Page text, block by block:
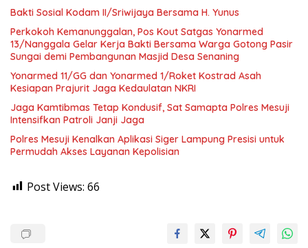
Bakti Sosial Kodam II/Sriwijaya Bersama H. Yunus
Perkokoh Kemanunggalan, Pos Kout Satgas Yonarmed
13/Nanggala Gelar Kerja Bakti Bersama Warga Gotong Pasir
Sungai demi Pembangunan Masjid Desa Senaning
Yonarmed 11/GG dan Yonarmed 1/Roket Kostrad Asah
Kesiapan Prajurit Jaga Kedaulatan NKRI
Jaga Kamtibmas Tetap Kondusif, Sat Samapta Polres Mesuji
Intensifkan Patroli Janji Jaga
Polres Mesuji Kenalkan Aplikasi Siger Lampung Presisi untuk
Permudah Akses Layanan Kepolisian
Post Views: 66